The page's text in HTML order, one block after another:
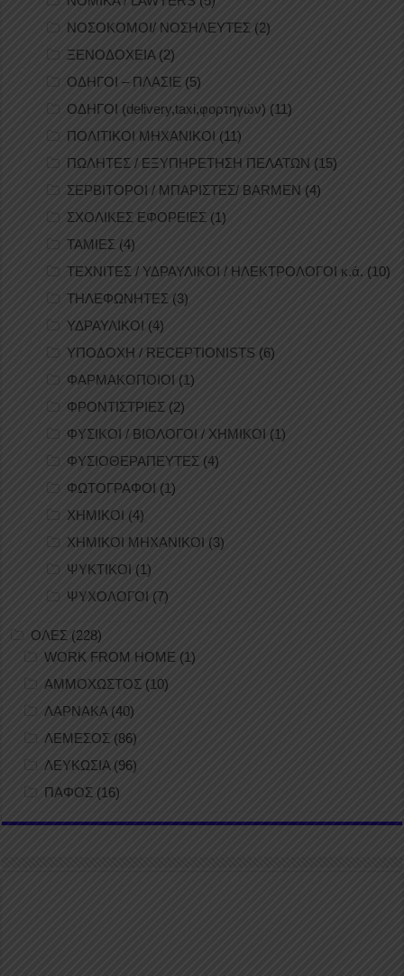
ΝΟΣΟΚΟΜΟΙ/ ΝΟΣΗΛΕΥΤΕΣ (2)
ΞΕΝΟΔΟΧΕΙΑ(2)
ΟΔΗΓΟΙ – ΠΛΑΣΙΕ (5)
ΟΔΗΓΟΙ (delivery,taxi,φορτηγών) (11)
ΠΟΛΙΤΙΚΟΙ ΜΗΧΑΝΙΚΟΙ (11)
ΠΩΛΗΤΕΣ / ΕΞΥΠΗΡΕΤΗΣΗ ΠΕΛΑΤΩΝ (15)
ΣΕΡΒΙΤΟΡΟΙ / ΜΠΑΡΙΣΤΕΣ/ BARMEN (4)
ΣΧΟΛΙΚΕΣ ΕΦΟΡΕΙΕΣ (1)
ΤΑΜΙΕΣ (4)
ΤΕΧΝΙΤΕΣ / ΥΔΡΑΥΛΙΚΟΙ / ΗΛΕΚΤΡΟΛΟΓΟΙ κ.ά. (10)
ΤΗΛΕΦΩΝΗΤΕΣ (3)
ΥΔΡΑΥΛΙΚΟΙ (4)
ΥΠΟΔΟΧΗ / RECEPTIONISTS (6)
ΦΑΡΜΑΚΟΠΟΙΟΙ (1)
ΦΡΟΝΤΙΣΤΡΙΕΣ (2)
ΦΥΣΙΚΟΙ / ΒΙΟΛΟΓΟΙ / ΧΗΜΙΚΟΙ (1)
ΦΥΣΙΟΘΕΡΑΠΕΥΤΕΣ (4)
ΦΩΤΟΓΡΑΦΟΙ (1)
ΧΗΜΙΚΟΙ (4)
ΧΗΜΙΚΟΙ ΜΗΧΑΝΙΚΟΙ (3)
ΨΥΚΤΙΚΟΙ (1)
ΨΥΧΟΛΟΓΟΙ (7)
ΟΛΕΣ (228)
WORK FROM HOME (1)
ΑΜΜΟΧΩΣΤΟΣ (10)
ΛΑΡΝΑΚΑ (40)
ΛΕΜΕΣΟΣ (86)
ΛΕΥΚΩΣΙΑ(96)
ΠΑΦΟΣ (16)